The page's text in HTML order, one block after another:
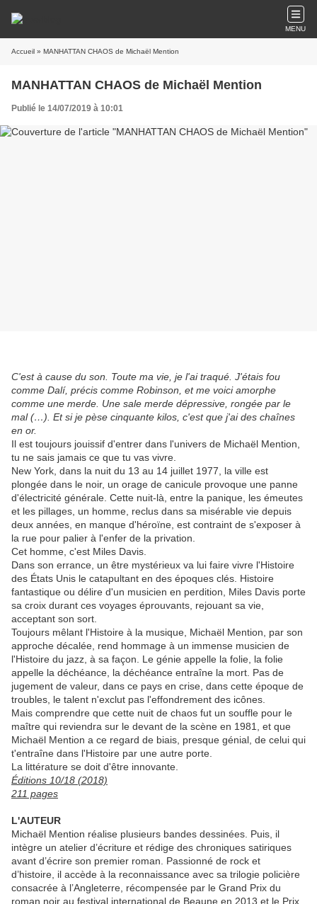
MENU
Accueil » MANHATTAN CHAOS de Michaël Mention
MANHATTAN CHAOS de Michaël Mention
Publié le 14/07/2019 à 10:01
C'est à cause du son. Toute ma vie, je l'ai traqué. J'étais fou
comme Dalí, précis comme Robinson, et me voici amorphe
comme une merde. Une sale merde dépressive, rongée par le
mal (…). Et si je pèse cinquante kilos, c'est que j'ai des chaînes
en or.
Il est toujours jouissif d'entrer dans l'univers de Michaël Mention,
tu ne sais jamais ce que tu vas vivre.
New York, dans la nuit du 13 au 14 juillet 1977, la ville est
plongée dans le noir, un orage de canicule provoque une panne
d'électricité générale. Cette nuit-là, entre la panique, les émeutes
et les pillages, un homme, reclus dans sa misérable vie depuis
deux années, en manque d'héroïne, est contraint de s'exposer à
la rue pour palier à l'enfer de la privation.
Cet homme, c'est Miles Davis.
Dans son errance, un être mystérieux va lui faire vivre l'Histoire
des États Unis le catapultant en des époques clés. Histoire
fantastique ou délire d'un musicien en perdition, Miles Davis porte
sa croix durant ces voyages éprouvants, rejouant sa vie,
acceptant son sort.
Toujours mêlant l'Histoire à la musique, Michaël Mention, par son
approche décalée, rend hommage à un immense musicien de
l'Histoire du jazz, à sa façon. Le génie appelle la folie, la folie
appelle la déchéance, la déchéance entraîne la mort. Pas de
jugement de valeur, dans ce pays en crise, dans cette époque de
troubles, le talent n'exclut pas l'effondrement des icônes.
Mais comprendre que cette nuit de chaos fut un souffle pour le
maître qui reviendra sur le devant de la scène en 1981, et que
Michaël Mention a ce regard de biais, presque génial, de celui qui
t'entraîne dans l'Histoire par une autre porte.
La littérature se doit d'être innovante.
Éditions 10/18 (2018)
211 pages
L'AUTEUR
Michaël Mention réalise plusieurs bandes dessinées. Puis, il
intègre un atelier d’écriture et rédige des chroniques satiriques
avant d’écrire son premier roman. Passionné de rock et
d’histoire, il accède à la reconnaissance avec sa trilogie policière
consacrée à l’Angleterre, récompensée par le Grand Prix du
roman noir au festival international de Beaune en 2013 et le Prix